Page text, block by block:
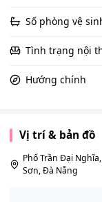
Số phòng vệ
Tình trạng nội
Hướng chính
Vị trí & bản đồ
Phố Trần Đại
Sơn, Đà Nẵng